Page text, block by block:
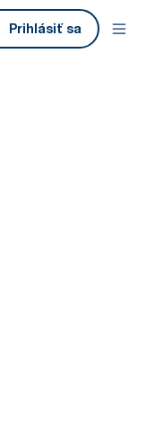
Prihlásiť sa